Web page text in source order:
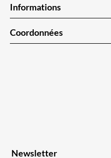
Informations
Coordonnées
Newsletter